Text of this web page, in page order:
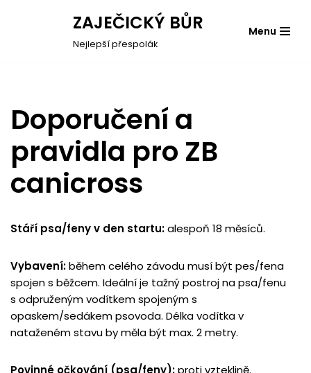
ZAJEČICKÝ BŮR
Nejlepší přespolák
Menu
Doporučení a
pravidla pro ZB
canicross
Stáří psa/feny v den startu:alespoň 18 měsíců.
Vybavení:během celého závodu musí být pes/fena
spojen s běžcem. Ideální je tažný postroj na psa/fenu
s odpruženým vodítkem spojeným s
opaskem/sedákem psovoda. Délka vodítka v
nataženém stavu by měla být max. 2 metry.
Povinné očkování (psa/feny):proti vzteklině.